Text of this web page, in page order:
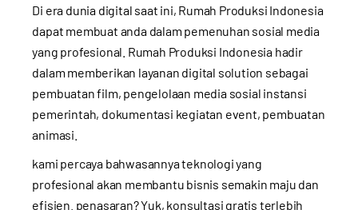
Di era dunia digital saat ini, Rumah Produksi Indonesia
dapat membuat anda dalam pemenuhan sosial media
yang profesional. Rumah Produksi Indonesia hadir
dalam memberikan layanan digital solution sebagai
pembuatan film, pengelolaan media sosial instansi
pemerintah, dokumentasi kegiatan event, pembuatan
animasi.
kami percaya bahwasannya teknologi yang
profesional akan membantu bisnis semakin maju dan
efisien. penasaran? Yuk, konsultasi gratis terlebih